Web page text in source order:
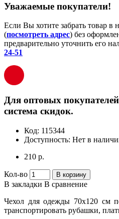
Уважаемые покупатели!
Если Вы хотите забрать товар в
(посмотреть адрес) без
предварительно уточнить его
24-51
Для оптовых покупателей
система скидок.
Код: 115344
Доступность: Нет в
210 р.
Кол-во В корзину
В закладки В сравнение
Чехол для одежды 70х120 см
транспортировать рубашки,